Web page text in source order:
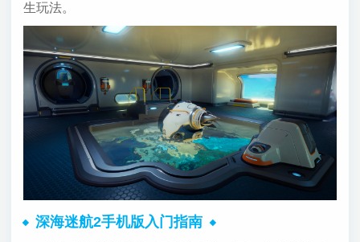
生玩法。
深海迷航2手机版入门指南